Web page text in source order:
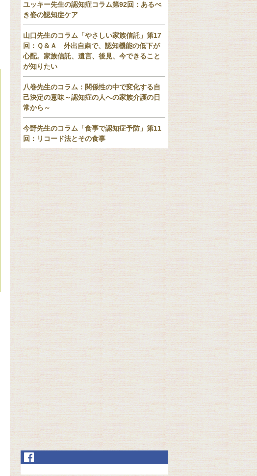
ユッキー先生の認知症コラム第92回：あるべ
き姿の認知症ケア
山口先生のコラム「やさしい家族信託」第17
回：Ｑ＆Ａ 外出自粛で、認知機能の低下が
心配。家族信託、遺言、後見、今できること
が知りたい
八巻先生のコラム：関係性の中で変化する自
己決定の意味～認知症の人への家族介護の日
常から～
今野先生のコラム「食事で認知症予防」第11
回：リコード法とその食事